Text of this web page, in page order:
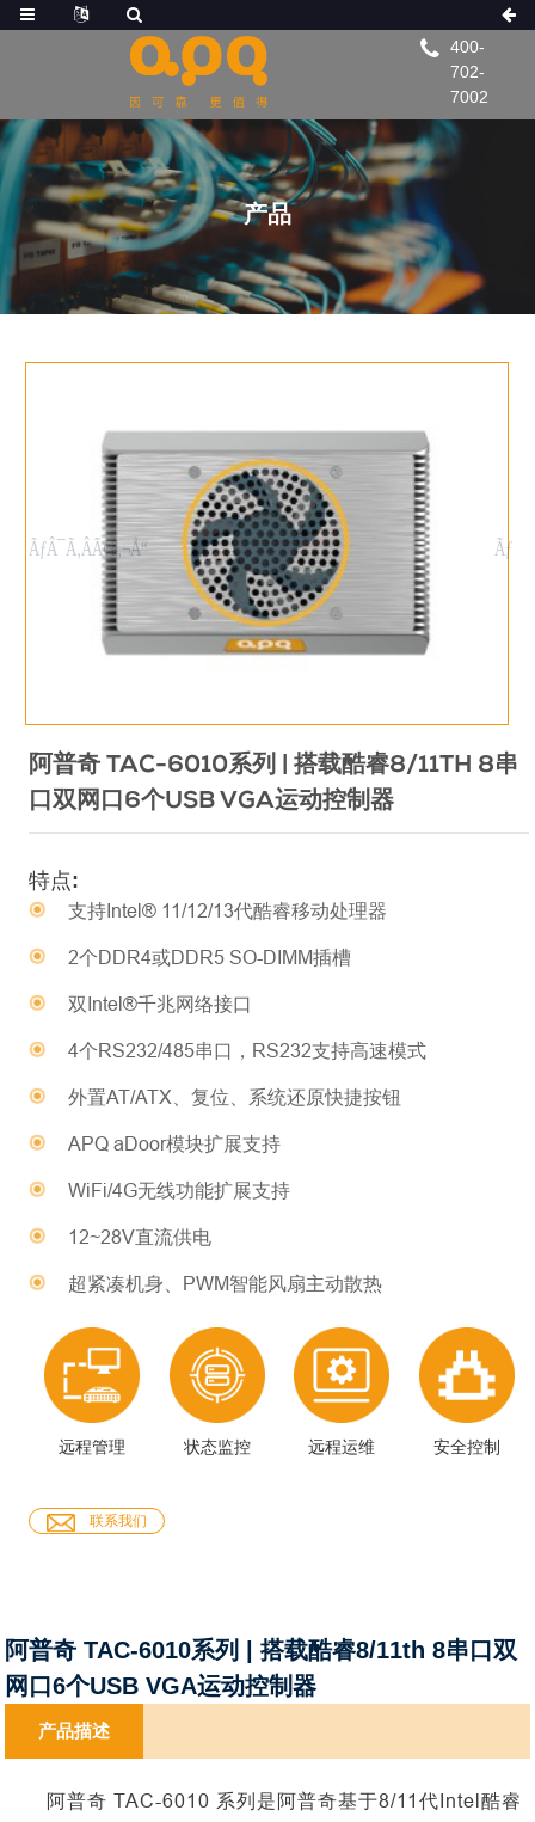
400-
702-
7002
产品
阿普奇 TAC-6010系列 | 搭载酷睿8/11TH 8串
口双网口6个USB VGA运动控制器
特点:
支持Intel® 11/12/13代酷睿移动处理器
2个DDR4或DDR5 SO-DIMM插槽
双Intel®千兆网络接口
4个RS232/485串口，RS232支持高速模式
外置AT/ATX、复位、系统还原快捷按钮
APQ aDoor模块扩展支持
WiFi/4G无线功能扩展支持
12~28V直流供电
超紧凑机身、PWM智能风扇主动散热
远程管理 状态监控 远程运维 安全控制
联系我们
阿普奇 TAC-6010系列 | 搭载酷睿8/11th 8串口双
网口6个USB VGA运动控制器
产品描述
阿普奇 TAC-6010 系列是阿普奇基于8/11代Intel酷睿